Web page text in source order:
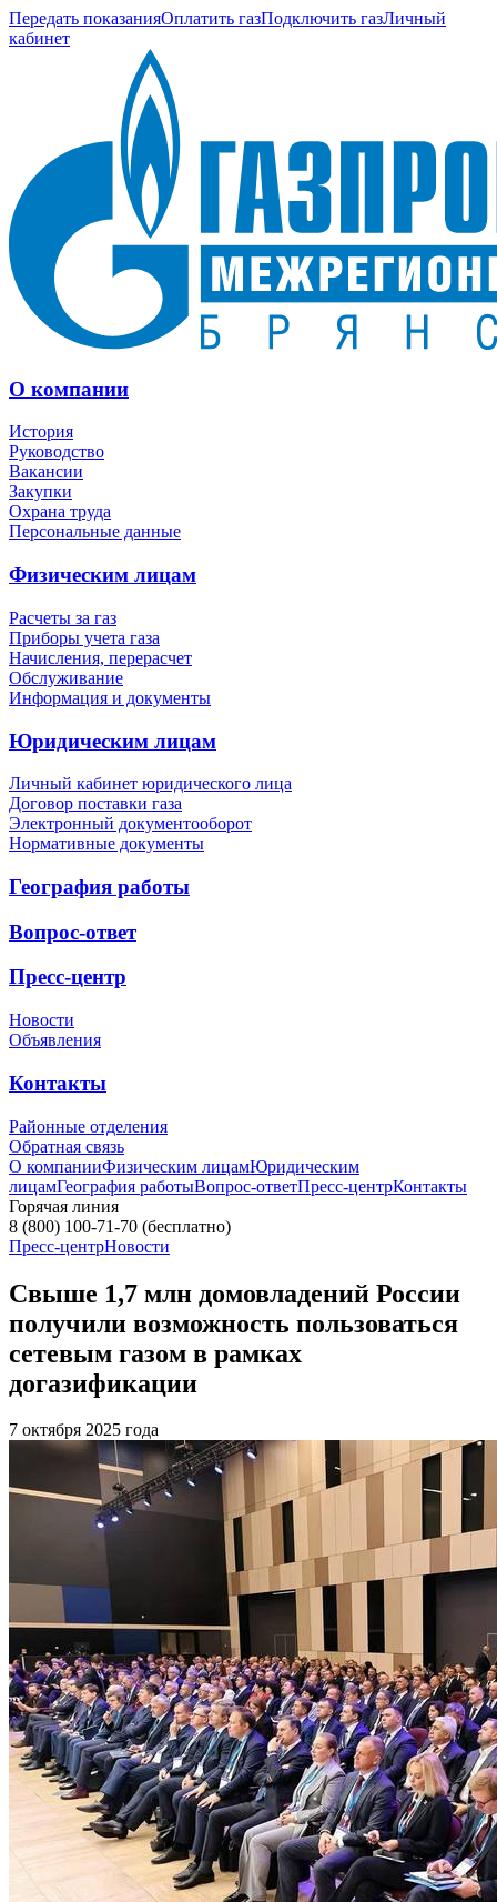
Передать показанияОплатить газПодключить газЛичный
кабинет
О компании
История
Руководство
Вакансии
Закупки
Охрана труда
Персональные данные
Физическим лицам
Расчеты за газ
Приборы учета газа
Начисления, перерасчет
Обслуживание
Информация и документы
Юридическим лицам
Личный кабинет юридического лица
Договор поставки газа
Электронный документооборот
Нормативные документы
География работы
Вопрос-ответ
Пресс-центр
Новости
Объявления
Контакты
Районные отделения
Обратная связь
О компанииФизическим лицамЮридическим
лицамГеография работыВопрос-ответПресс-центрКонтакты
Горячая линия
8 (800) 100-71-70 (бесплатно)
Пресс-центрНовости
Свыше 1,7 млн домовладений России
получили возможность пользоваться
сетевым газом в рамках
догазификации
7 октября 2025 года